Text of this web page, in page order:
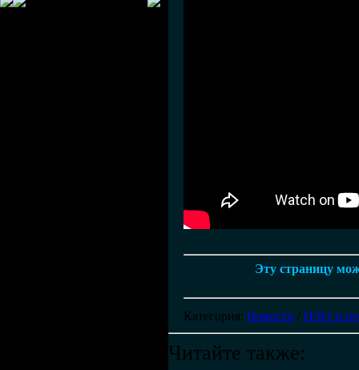
Эту страницу
Категория: Новости / НЛО и
Читайте также: